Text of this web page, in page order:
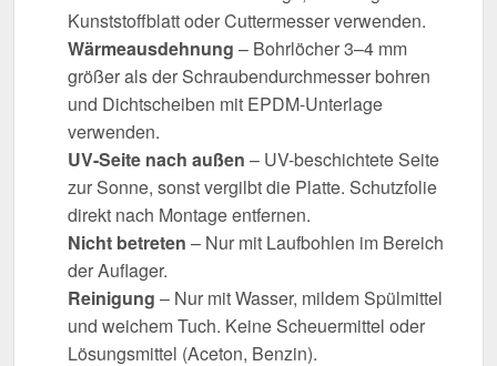
Kunststoffblatt oder Cuttermesser verwenden.
Wärmeausdehnung – Bohrlöcher 3–4 mm
größer als der Schraubendurchmesser bohren
und Dichtscheiben mit EPDM-Unterlage
verwenden.
UV-Seite nach außen – UV-beschichtete Seite
zur Sonne, sonst vergilbt die Platte. Schutzfolie
direkt nach Montage entfernen.
Nicht betreten – Nur mit Laufbohlen im Bereich
der Auflager.
Reinigung – Nur mit Wasser, mildem Spülmittel
und weichem Tuch. Keine Scheuermittel oder
Lösungsmittel (Aceton, Benzin).